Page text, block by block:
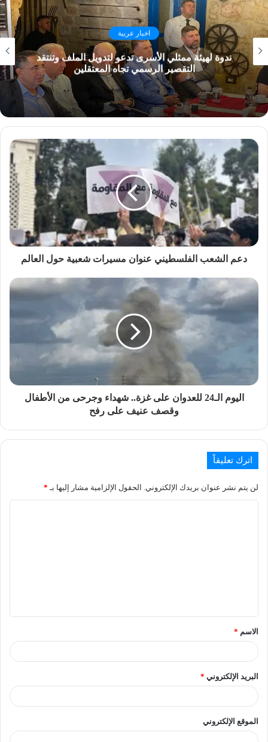
اخبار عربية
وزير الصحة يفتتح أقسامًا جديدة بمستشفى بيروت
الحكومي: مسيرة الإصلاح مستمرة
دعم الشعب الفلسطيني عنوان مسيرات شعبية حول العالم
اليوم الـ24 للعدوان على غزة.. شهداء وجرحى من الأطفال
وقصف عنيف على رفح
اترك تعليقاً
لن يتم نشر عنوان بريدك الإلكتروني. الحقول الإلزامية مشار إليها بـ *
الاسم *
البريد الإلكتروني *
الموقع الإلكتروني